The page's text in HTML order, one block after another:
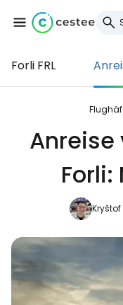
Forli FRL
Anreise
Forli:
Kryštof
Cestee
... die